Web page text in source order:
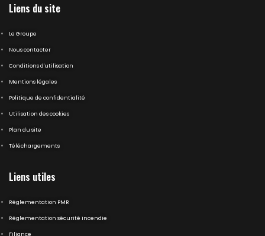
Liens du site
Le Groupe
Nous contacter
Conditions d'utilisation
Mentions légales
Politique de confidentialité
Utilisation des cookies
Plan du site
Téléchargements
Liens utiles
Réglementation PMR
Réglementation sécurité incendie
Filiance